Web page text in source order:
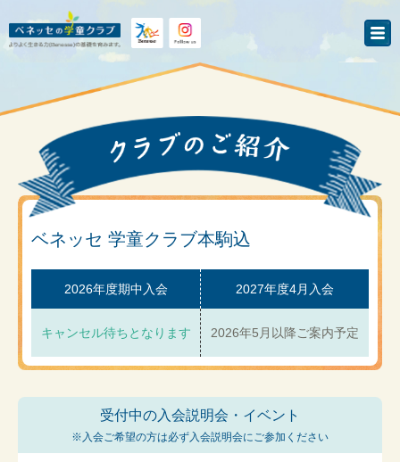
ベネッセ 学童クラブ本駒込
2026年度期中入会
キャンセル待ちとなります
2027年度4月入会
2026年5月以降ご案内予定
受付中の入会説明会・イベント
※入会ご希望の方は必ず入会説明会にご参加ください